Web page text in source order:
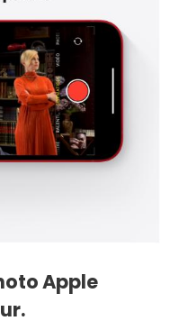
Apple